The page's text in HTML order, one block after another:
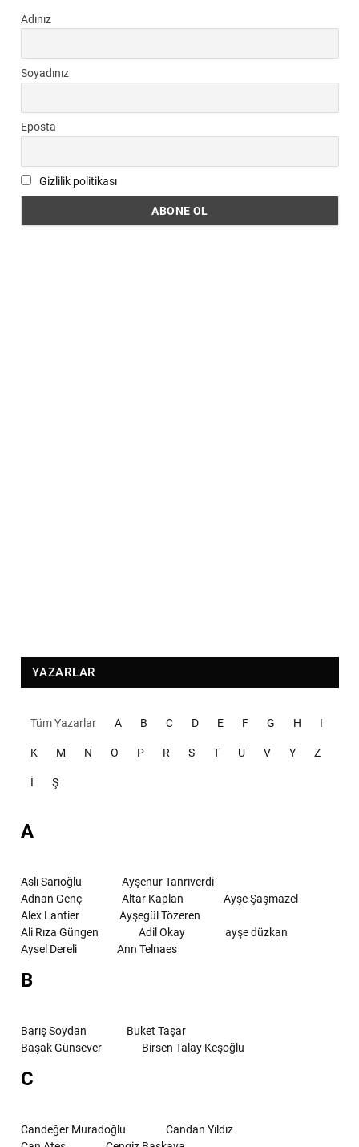
Adınız
Soyadınız
Eposta
Gizlilik politikası
YAZARLAR
Tüm Yazarlar A B C D E F G H I
K M N O P R S T U V Y Z
İ Ş
A
Aslı Sarıoğlu
Ayşenur Tanrıverdi
Adnan Genç
Altar Kaplan
Ayşe Şaşmazel
Alex Lantier
Ayşegül Tözeren
Ali Rıza Güngen
Adil Okay
ayşe düzkan
Aysel Dereli
Ann Telnaes
B
Barış Soydan
Buket Taşar
Başak Günsever
Birsen Talay Keşoğlu
C
Candeğer Muradoğlu
Candan Yıldız